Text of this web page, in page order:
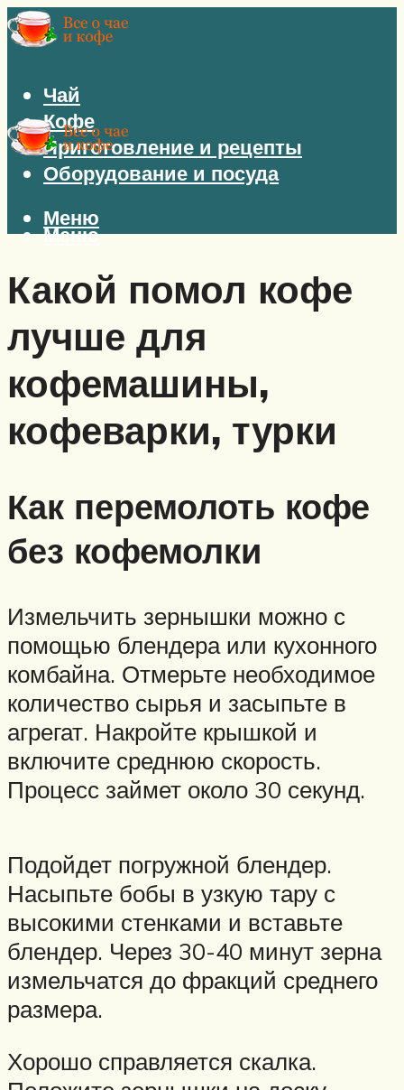
Чай
Кофе
Приготовление и рецепты
Оборудование и посуда
Меню
Меню
Какой помол кофе
лучше для
кофемашины,
кофеварки, турки
Как перемолоть кофе
без кофемолки
Измельчить зернышки можно с
помощью блендера или кухонного
комбайна. Отмерьте необходимое
количество сырья и засыпьте в
агрегат. Накройте крышкой и
включите среднюю скорость.
Процесс займет около 30 секунд.
Подойдет погружной блендер.
Насыпьте бобы в узкую тару с
высокими стенками и вставьте
блендер. Через 30-40 минут зерна
измельчатся до фракций среднего
размера.
Хорошо справляется скалка.